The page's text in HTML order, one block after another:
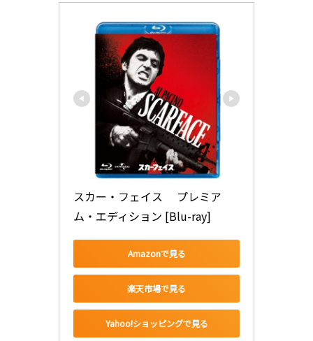
スカー・フェイス 　プレミア
ム・エディション [Blu-ray]
Amazonで見る
楽天市場で見る
Yahoo!ショッピングで見る